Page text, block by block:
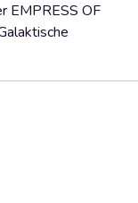
EMPRESS OF